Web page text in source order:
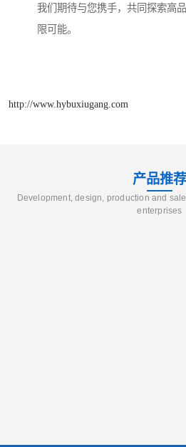
我们期待与您携手，共同探索高
限可能。
http://www.hybuxiugang.com
产品推荐
Development, design, production and
enterprises